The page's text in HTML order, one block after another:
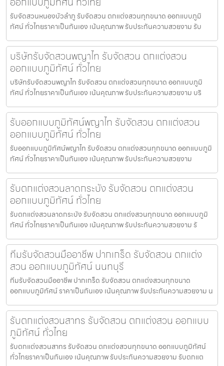
รับจัดสวนหนองบัวลำภู รับจัดสวน ตกแต่งสวนทุกขนาด ออกแบบภูมิ
ทัศน์ ทั่วไทยราคาเป็นกันเอง เน้นคุณภาพ รับประกันความสวยงาม รับ
บริษัทรับจัดสวนพญาไท รับจัดสวน ตกแต่งสวน
ออกแบบภูมิทัศน์ ทั่วไทย
บริษัทรับจัดสวนพญาไท รับจัดสวน ตกแต่งสวนทุกขนาด ออกแบบภูมิ
ทัศน์ ทั่วไทยราคาเป็นกันเอง เน้นคุณภาพ รับประกันความสวยงาม บริ
รับออกแบบภูมิทัศน์พญาไท รับจัดสวน ตกแต่งสวน
ออกแบบภูมิทัศน์ ทั่วไทย
รับออกแบบภูมิทัศน์พญาไท รับจัดสวน ตกแต่งสวนทุกขนาด ออกแบบภูมิ
ทัศน์ ทั่วไทยราคาเป็นกันเอง เน้นคุณภาพ รับประกันความสวยงาม
รับตกแต่งสวนลาดกระบัง รับจัดสวน ตกแต่งสวน
ออกแบบภูมิทัศน์ ทั่วไทย
รับตกแต่งสวนลาดกระบัง รับจัดสวน ตกแต่งสวนทุกขนาด ออกแบบภูมิ
ทัศน์ ทั่วไทยราคาเป็นกันเอง เน้นคุณภาพ รับประกันความสวยงาม รั
ทีมรับจัดสวนมืออาชีพ ปากเกร็ด รับจัดสวน ตกแต่ง
สวน ออกแบบภูมิทัศน์ นนทบุรี
ทีมรับจัดสวนมืออาชีพ ปากเกร็ด รับจัดสวน ตกแต่งสวนทุกขนาด
ออกแบบภูมิทัศน์ ราคาเป็นกันเอง เน้นคุณภาพ รับประกันความสวยงาม น
รับตกแต่งสวนสาทร รับจัดสวน ตกแต่งสวน ออกแบบ
ภูมิทัศน์ ทั่วไทย
รับตกแต่งสวนสาทร รับจัดสวน ตกแต่งสวนทุกขนาด ออกแบบภูมิทัศน์
ทั่วไทยราคาเป็นกันเอง เน้นคุณภาพ รับประกันความสวยงาม รับตกแต